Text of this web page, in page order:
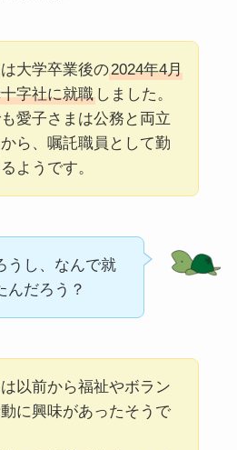
大学卒業後の2024年4月
字社に就職しました。
愛子さまは公務と両立
ら、嘱託職員として勤
ようです。
うし、なんで就
んだろう？
以前から福祉やボラン
に興味があったそうで